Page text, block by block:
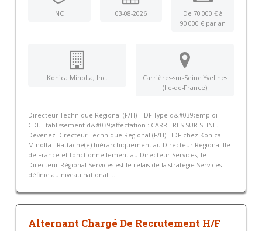
NC 03-08-2026
De 70 000 € à
90 000 € par an
Konica Minolta, Inc.
Carrières-sur-Seine Yvelines
(Ile-de-France)
Directeur Technique Régional (F/H) - IDF Type d&#039;emploi :
CDI. Etablissement d&#039;affectation : CARRIERES SUR SEINE.
Devenez Directeur Technique Régional (F/H) - IDF chez Konica
Minolta ! Rattaché(e) hiérarchiquement au Directeur Régional Ile
de France et fonctionnellement au Directeur Services, le
Directeur Régional Services est le relais de la stratégie Services
définie au niveau national....
Alternant Chargé De Recrutement H/F